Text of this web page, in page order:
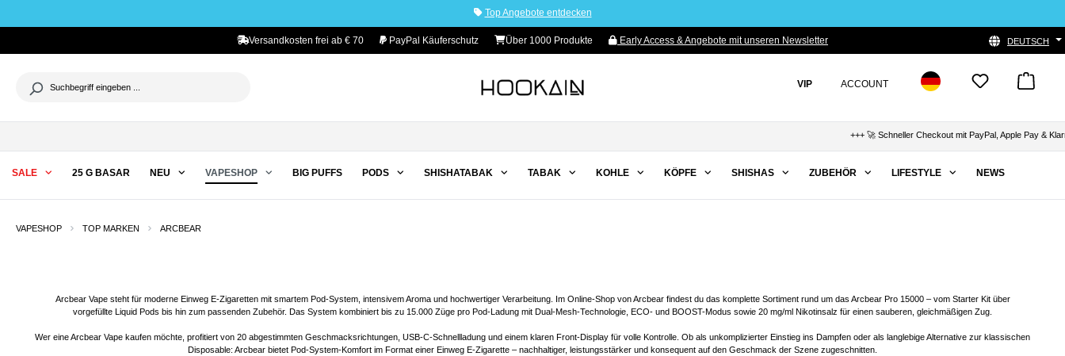
Top Angebote entdecken
Versandkosten frei ab € 70 PayPal Käuferschutz Über 1000 Produkte Early Access & Angebote mit unseren Newsletter DEUTSCH
VIP ACCOUNT
+++ 🚀 Schneller Checkout mit PayPal, Apple Pay & Klarna
SALE 25 G BASAR NEU VAPESHOP BIG PUFFS PODS SHISHATABAK TABAK KOHLE KÖPFE SHISHAS ZUBEHÖR LIFESTYLE NEWS
VAPESHOP TOP MARKEN ARCBEAR
Arcbear Vape steht für moderne Einweg E-Zigaretten mit smartem Pod-System, intensivem Aroma und hochwertiger Verarbeitung. Im Online-Shop von Arcbear findest du das komplette Sortiment rund um das Arcbear Pro 15000 – vom Starter Kit über
vorgefüllte Liquid Pods bis hin zum passenden Zubehör. Das System kombiniert bis zu 15.000 Züge pro Pod-Ladung mit Dual-Mesh-Technologie, ECO- und BOOST-Modus sowie 20 mg/ml Nikotinsalz für einen sauberen, gleichmäßigen Zug.
Wer eine Arcbear Vape kaufen möchte, profitiert von 20 abgestimmten Geschmacksrichtungen, USB-C-Schnellladung und einem klaren Front-Display für volle Kontrolle. Ob als unkomplizierter Einstieg ins Dampfen oder als langlebige Alternative zur klassischen
Disposable: Arcbear bietet Pod-System-Komfort im Format einer Einweg E-Zigarette – nachhaltiger, leistungsstärker und konsequent auf den Geschmack der Szene zugeschnitten.